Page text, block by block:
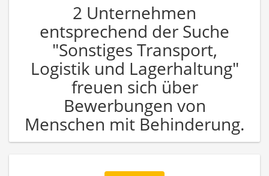
2 Unternehmen
entsprechend der Suche
"Sonstiges Transport,
Logistik und Lagerhaltung"
freuen sich über
Bewerbungen von
Menschen mit Behinderung.